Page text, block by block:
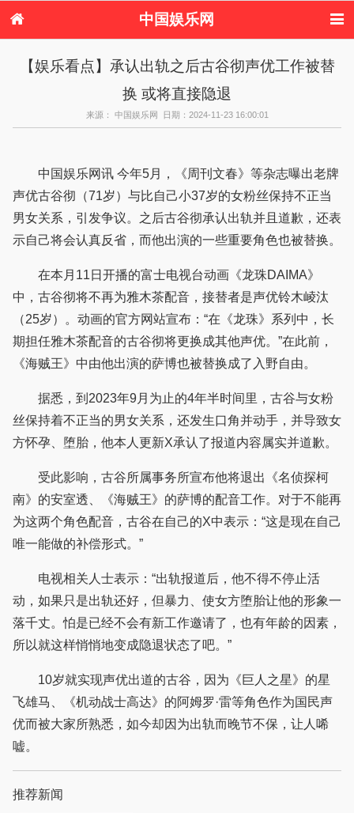
中国娱乐网
电视剧
演唱会 综艺节目
偶像活动
【娱乐看点】承认出轨之后古谷彻声优工作被替
换 或将直接隐退
来源： 中国娱乐网 日期：2024-11-23 16:00:01
中国娱乐网讯 今年5月，《周刊文春》等杂志曝出老牌
声优古谷彻（71岁）与比自己小37岁的女粉丝保持不正当
男女关系，引发争议。之后古谷彻承认出轨并且道歉，还表
示自己将会认真反省，而他出演的一些重要角色也被替换。
在本月11日开播的富士电视台动画《龙珠DAIMA》
中，古谷彻将不再为雅木茶配音，接替者是声优铃木崚汰
（25岁）。动画的官方网站宣布：“在《龙珠》系列中，长
期担任雅木茶配音的古谷彻将更换成其他声优。”在此前，
《海贼王》中由他出演的萨博也被替换成了入野自由。
据悉，到2023年9月为止的4年半时间里，古谷与女粉
丝保持着不正当的男女关系，还发生口角并动手，并导致女
方怀孕、堕胎，他本人更新X承认了报道内容属实并道歉。
受此影响，古谷所属事务所宣布他将退出《名侦探柯
南》的安室透、《海贼王》的萨博的配音工作。对于不能再
为这两个角色配音，古谷在自己的X中表示：“这是现在自己
唯一能做的补偿形式。”
电视相关人士表示：“出轨报道后，他不得不停止活
动，如果只是出轨还好，但暴力、使女方堕胎让他的形象一
落千丈。怕是已经不会有新工作邀请了，也有年龄的因素，
所以就这样悄悄地变成隐退状态了吧。”
10岁就实现声优出道的古谷，因为《巨人之星》的星
飞雄马、《机动战士高达》的阿姆罗·雷等角色作为国民声
优而被大家所熟悉，如今却因为出轨而晚节不保，让人唏
嘘。
推荐新闻